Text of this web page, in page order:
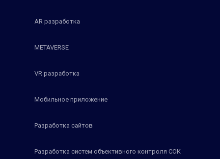
AR разработка
METAVERSE
VR разработка
Мобильное приложение
Разработка сайтов
Разработка систем объективного контроля СОК